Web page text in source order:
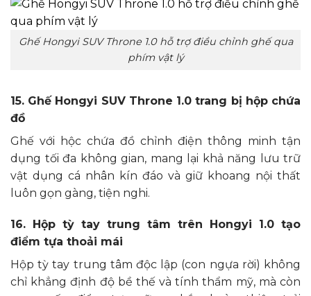
Ghế Hongyi SUV Throne 1.0 hỗ trợ điều chỉnh ghế qua
phím vật lý
15. Ghế Hongyi SUV Throne 1.0 trang bị hộp chứa
đồ
Ghế với hộc chứa đồ chỉnh điện thông minh tận
dụng tối đa không gian, mang lại khả năng lưu trữ
vật dụng cá nhân kín đáo và giữ khoang nội thất
luôn gọn gàng, tiện nghi.
16. Hộp tỳ tay trung tâm trên Hongyi 1.0 tạo
điểm tựa thoải mái
Hộp tỳ tay trung tâm độc lập (con ngựa rời) không
chỉ khẳng định độ bề thế và tính thẩm mỹ, mà còn